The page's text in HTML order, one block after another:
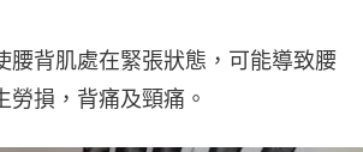
腰背肌處在緊張狀態，可能導致腰
勞損，背痛及頸痛。